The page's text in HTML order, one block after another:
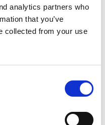
analytics partners who
that you’ve
collected from your use
attirer les mêmes
d’utilisationde
entreprises
saison.